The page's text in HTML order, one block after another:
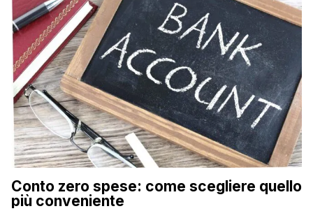
Conto zero spese: come scegliere quello
più conveniente